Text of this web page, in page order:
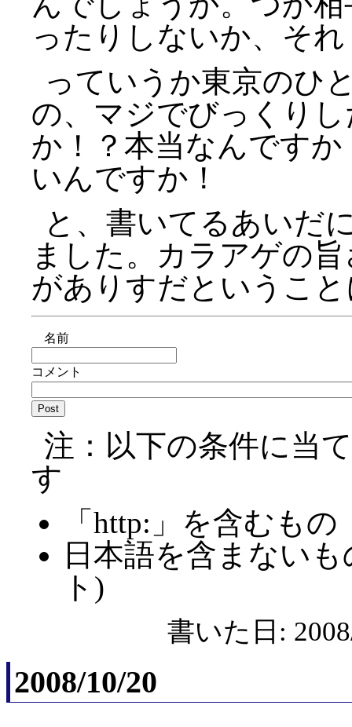
ったりしないか、それ
っていうか東京のひ
の、マジでびっくり
か！？本当なんです
いんですか！
と、書いてるあいだ
ました。カラアゲの
がありすだというこ
名前
コメント
注：以下の条件に当
す
「http:」を含むもの
日本語を含まない
ト)
書いた日:
2008/10/20